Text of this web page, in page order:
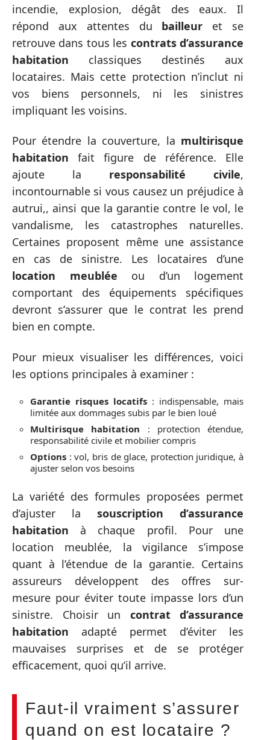
incendie, explosion, dégât des eaux. Il
répond aux attentes du bailleur et se
retrouve dans tous les contrats d’assurance
habitation classiques destinés aux
locataires. Mais cette protection n’inclut ni
vos biens personnels, ni les sinistres
impliquant les voisins.
Pour étendre la couverture, la multirisque
habitation fait figure de référence. Elle
ajoute la responsabilité civile,
incontournable si vous causez un préjudice à
autrui,, ainsi que la garantie contre le vol, le
vandalisme, les catastrophes naturelles.
Certaines proposent même une assistance
en cas de sinistre. Les locataires d’une
location meublée ou d’un logement
comportant des équipements spécifiques
devront s’assurer que le contrat les prend
bien en compte.
Pour mieux visualiser les différences, voici
les options principales à examiner :
Garantie risques locatifs : indispensable, mais
limitée aux dommages subis par le bien loué
Multirisque habitation : protection étendue,
responsabilité civile et mobilier compris
Options : vol, bris de glace, protection juridique, à
ajuster selon vos besoins
La variété des formules proposées permet
d’ajuster la souscription d’assurance
habitation à chaque profil. Pour une
location meublée, la vigilance s’impose
quant à l’étendue de la garantie. Certains
assureurs développent des offres sur-
mesure pour éviter toute impasse lors d’un
sinistre. Choisir un contrat d’assurance
habitation adapté permet d’éviter les
mauvaises surprises et de se protéger
efficacement, quoi qu’il arrive.
Faut-il vraiment s’assurer
quand on est locataire ?